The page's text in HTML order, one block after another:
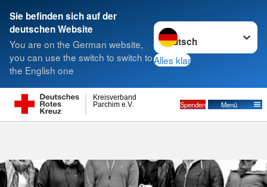
Sie befinden sich auf der
deutschen Website
You are on the German website,
you can use the switch to switch to
the English one
Sprache wechseln zu
Alles klar
Parchim e.V.
Kreisverband
Spenden Menü
Suche